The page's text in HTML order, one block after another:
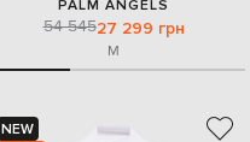
PALM ANGELS
54 54527 299 грн
M
NEW